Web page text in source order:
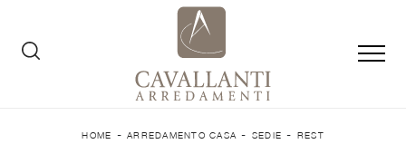
HOME - ARREDAMENTO CASA - SEDIE - REST